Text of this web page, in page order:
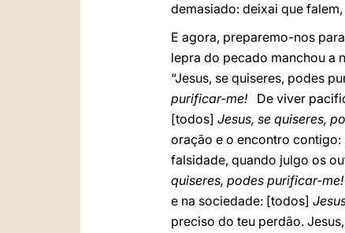
demasiado: deixai que
E agora, preparemo-nos
lepra do pecado manchou a
“Jesus, se quiseres, podes
purificar-me!De viver
[todos] Jesus, se quiseres,
oração e o encontro
falsidade, quando julgo os
quiseres, podes purificar-me!
e na sociedade: [todos]
preciso do teu perdão.